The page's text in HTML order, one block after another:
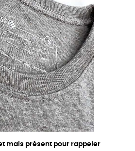
mais présent pour rappeler